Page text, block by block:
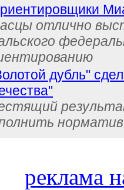
отлично
дубль"
реклама